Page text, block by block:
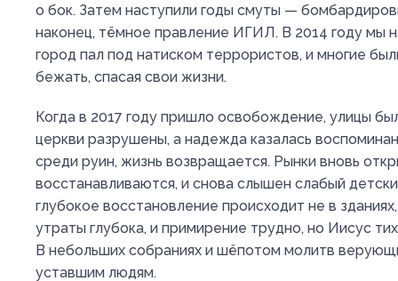
о бок. Затем наступили годы смуты —
наконец, тёмное правление ИГИЛ. В 2014 году мы
город пал под натиском террористов, и многие
бежать, спасая свои жизни.
Когда в 2017 году пришло освобождение, улицы
церкви разрушены, а надежда казалась
среди руин, жизнь возвращается. Рынки вновь
восстанавливаются, и снова слышен слабый
глубокое восстановление происходит не в
утраты глубока, и примирение трудно, но Иисус
В небольших собраниях и шёпотом молитв
уставшим людям.